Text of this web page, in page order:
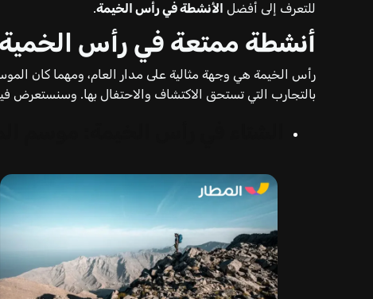
للتعرف إلى أفضل الأنشطة في رأس الخيمة.
أنشطة ممتعة في رأس
رأس الخيمة هي وجهة مثالية على مدار العام، ومهما كان
بالتجارب التي تستحق الاكتشاف والاحتفال بها.